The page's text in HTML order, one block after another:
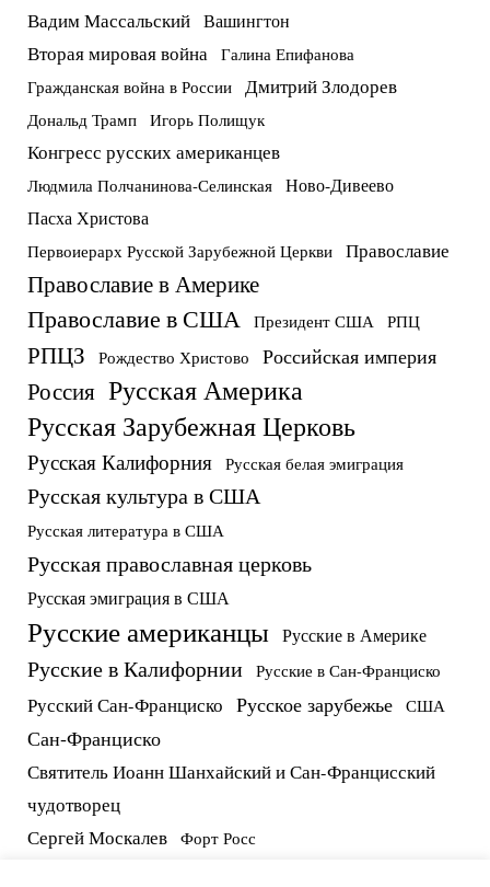
Вадим Массальский Вашингтон
Вторая мировая война Галина Епифанова
Гражданская война в России Дмитрий Злодорев
Дональд Трамп Игорь Полищук
Конгресс русских американцев
Людмила Полчанинова-Селинская Ново-Дивеево
Пасха Христова
Первоиерарх Русской Зарубежной Церкви Православие
Православие в Америке
Православие в США Президент США РПЦ
РПЦЗ Рождество Христово Российская империя
Россия Русская Америка
Русская Зарубежная Церковь
Русская Калифорния Русская белая эмиграция
Русская культура в США
Русская литература в США
Русская православная церковь
Русская эмиграция в США
Русские американцы Русские в Америке
Русские в Калифорнии Русские в Сан-Франциско
Русский Сан-Франциско Русское зарубежье США
Сан-Франциско
Святитель Иоанн Шанхайский и Сан-Францисский
чудотворец
Сергей Москалев Форт Росс